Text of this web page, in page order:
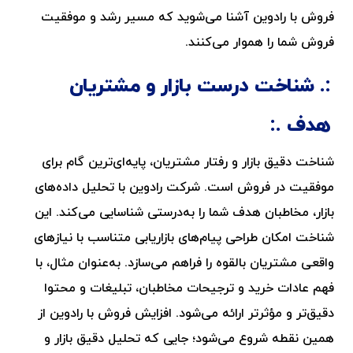
فروش با رادوین آشنا می‌شوید که مسیر رشد و موفقیت
فروش شما را هموار می‌کنند.
شناخت درست بازار و مشتریان
هدف
شناخت دقیق بازار و رفتار مشتریان، پایه‌ای‌ترین گام برای
موفقیت در فروش است. شرکت رادوین با تحلیل داده‌های
بازار، مخاطبان هدف شما را به‌درستی شناسایی می‌کند. این
شناخت امکان طراحی پیام‌های بازاریابی متناسب با نیازهای
واقعی مشتریان بالقوه را فراهم می‌سازد. به‌عنوان مثال، با
فهم عادات خرید و ترجیحات مخاطبان، تبلیغات و محتوا
دقیق‌تر و مؤثرتر ارائه می‌شود. افزایش فروش با رادوین از
همین نقطه شروع می‌شود؛ جایی که تحلیل دقیق بازار و